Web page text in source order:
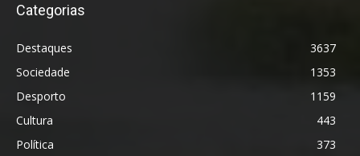
Categorias
Destaques
3637
Sociedade
1353
Desporto
1159
Cultura
443
Política
373